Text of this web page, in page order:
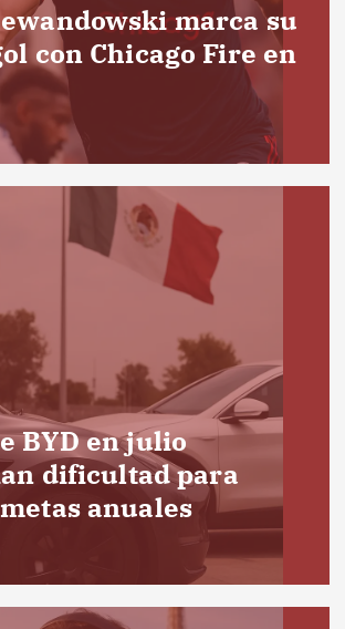
marca su
con Chicago Fire en
BYD en julio
dificultad para
anuales